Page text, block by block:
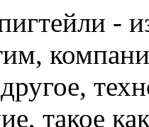
-
такое